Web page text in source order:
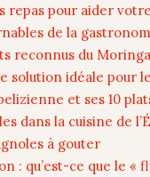
repas pour aider
de la
reconnus du
solution idéale pour
et ses 10
dans la cuisine de
à gouter
: qu’est-ce que le «